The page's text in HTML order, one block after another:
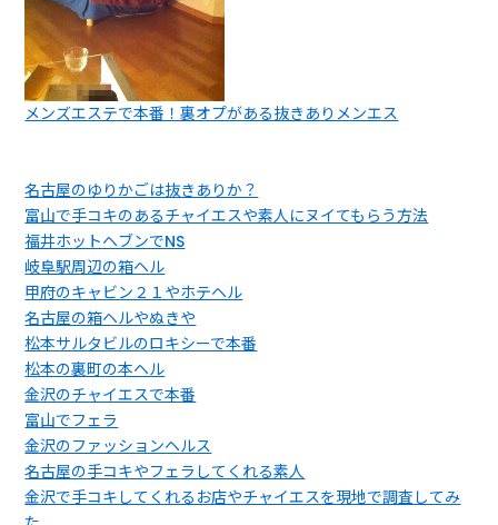
メンズエステで本番！裏オプがある抜きありメンエス
名古屋のゆりかごは抜きありか？
富山で手コキのあるチャイエスや素人にヌイてもらう方法
福井ホットヘブンでNS
岐阜駅周辺の箱ヘル
甲府のキャビン２１やホテヘル
名古屋の箱ヘルやぬきや
松本サルタビルのロキシーで本番
松本の裏町の本ヘル
金沢のチャイエスで本番
富山でフェラ
金沢のファッションヘルス
名古屋の手コキやフェラしてくれる素人
金沢で手コキしてくれるお店やチャイエスを現地で調査してみ